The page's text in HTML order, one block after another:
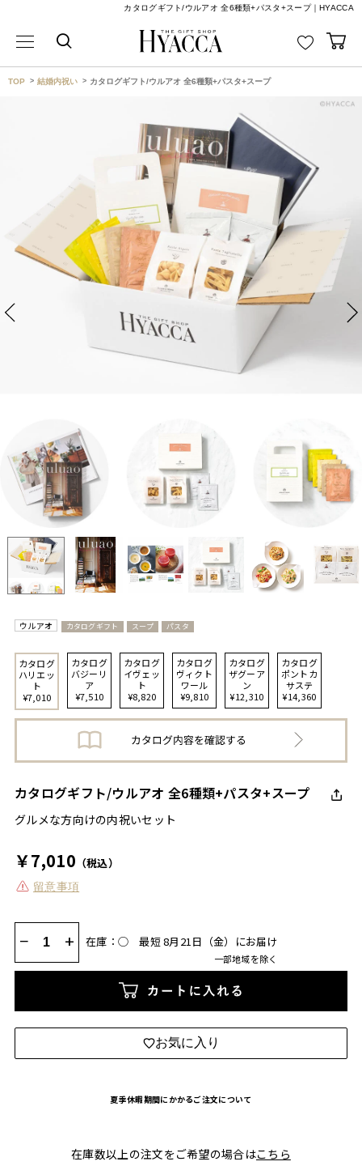
カタログギフト/ウルアオ 全6種類+パスタ+スープ｜HYACCA
TOP 結婚内祝い カタログギフト/ウルアオ 全6種類+パスタ+スープ
ウルアオ カタログギフト スープ パスタ
カタログ
ハリエッ
ト
¥7,010
カタログ
バジーリ
ア
¥7,510
カタログ
イヴェッ
ト
¥8,820
カタログ
ヴィクト
ワール
¥9,810
カタログ
ザグーア
ン
¥12,310
カタログ
ポントカ
サステ
¥14,360
カタログギフト/ウルアオ 全6種類+パスタ+スープ
グルメな方向けの内祝いセット
￥7,010 （税込）
留意事項
− + 在庫：◯ 最短 8月21日（金）にお届け
一部地域を除く
カートに入れる
お気に入り
夏季休暇期間にかかるご注文について
在庫数以上の注文をご希望の場合はこちら